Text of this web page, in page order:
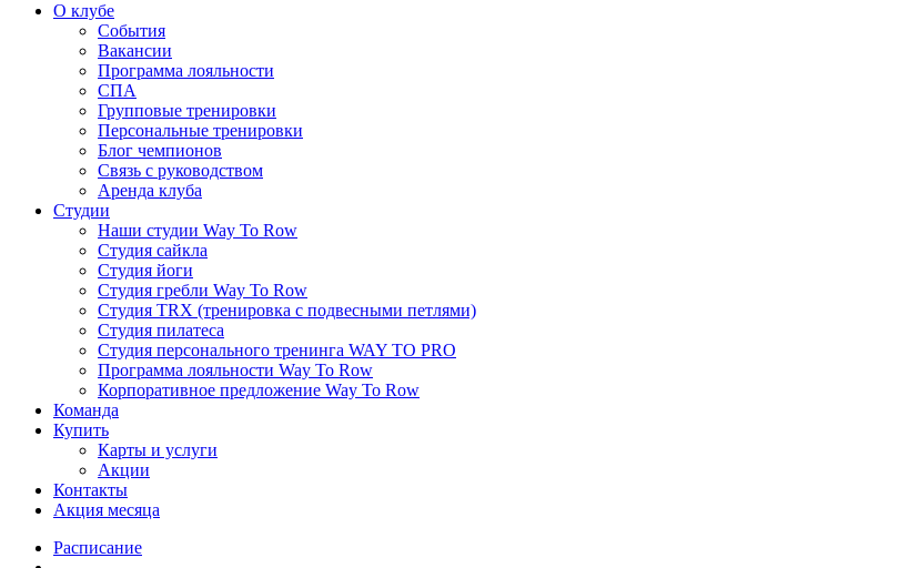
О клубе
События
Вакансии
Программа лояльности
СПА
Групповые тренировки
Персональные тренировки
Блог чемпионов
Связь с руководством
Аренда клуба
Студии
Наши студии Way To Row
Студия сайкла
Студия йоги
Студия гребли Way To Row
Студия TRX (тренировка с подвесными петлями)
Студия пилатеса
Студия персонального тренинга WAY TO PRO
Программа лояльности Way To Row
Корпоративное предложение Way To Row
Команда
Купить
Карты и услуги
Акции
Контакты
Акция месяца
Расписание